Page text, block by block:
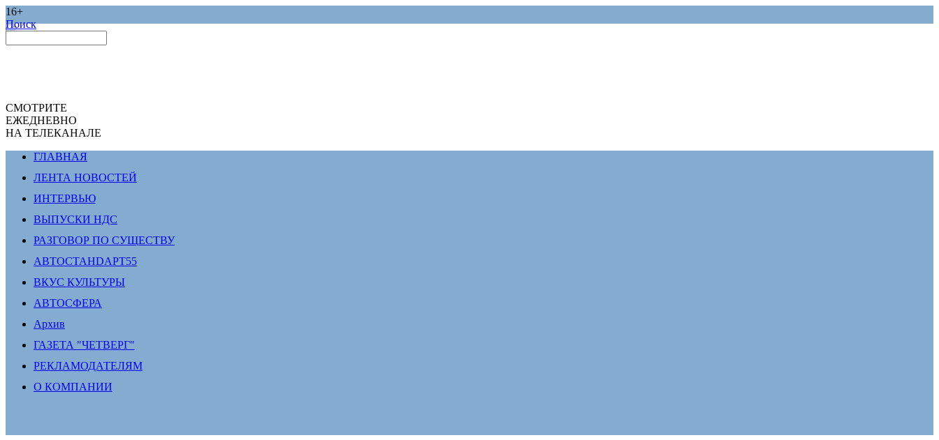
16+
Поиск
СМОТРИТЕ
ЕЖЕДНЕВНО
НА ТЕЛЕКАНАЛЕ
ГЛАВНАЯ
ЛЕНТА НОВОСТЕЙ
ИНТЕРВЬЮ
ВЫПУСКИ НДС
РАЗГОВОР ПО СУЩЕСТВУ
АВТОСТАНDАРТ55
ВКУС КУЛЬТУРЫ
АВТОСФЕРА
Архив
ГАЗЕТА "ЧЕТВЕРГ"
РЕКЛАМОДАТЕЛЯМ
О КОМПАНИИ